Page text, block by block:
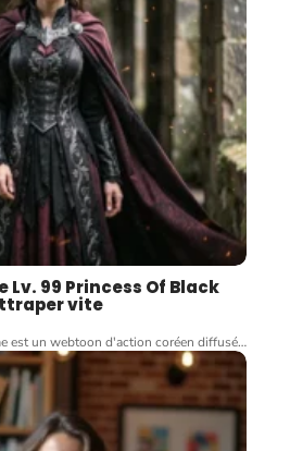
Lv. 99 Princess Of Black
vite
est un webtoon d'action coréen diffusé…